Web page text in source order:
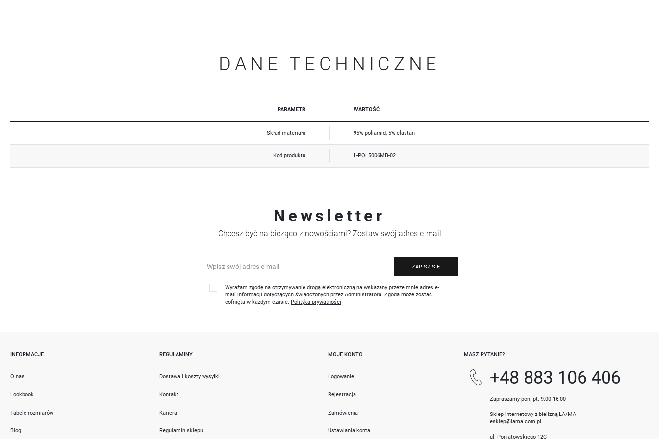
DANE TECHNICZNE
PARAMETR WARTOŚĆ
Skład materiału 95% poliamid, 5% elastan
Kod produktu L-POL5006MB-02
Newsletter
Chcesz być na bieżąco z nowościami? Zostaw swój adres e-mail
ZAPISZ SIĘ
Wyrażam zgodę na otrzymywanie drogą elektroniczną na wskazany przeze mnie adres e-
mail informacji dotyczących świadczonych przez Administratora. Zgoda może zostać
cofnięta w każdym czasie. Polityka prywatności
INFORMACJE
O nas
Lookbook
Tabele rozmiarów
Blog
REGULAMINY
Dostawa i koszty wysyłki
Kontakt
Kariera
Regulamin sklepu
MOJE KONTO
Logowanie
Rejestracja
Zamówienia
Ustawiania konta
MASZ PYTANIE?
+48 883 106 406
Zapraszamy pon.-pt. 9.00-16.00
Sklep internetowy z bielizną LA/MA
esklep@lama.com.pl
ul. Poniatowskiego 12C